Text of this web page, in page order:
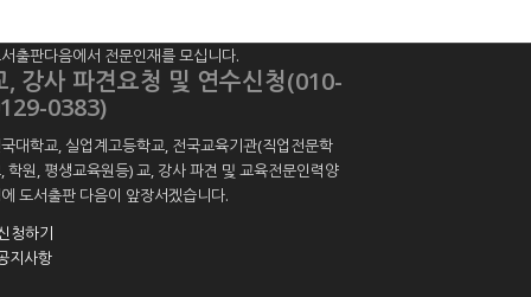
출판다음에서 전문인재를 모십니다.
, 강사 파견요청 및 연수신청(010-
0383)
대학교, 실업계고등학교, 전국교육기관(직업전문학
학원, 평생교육원등) 교, 강사 파견 및 교육전문인력양
도서출판 다음이 앞장서겠습니다.
청하기
지사항